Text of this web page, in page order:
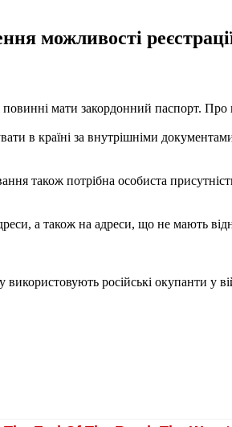
можливості
мати закордонний паспорт. Про
в країні за внутрішніми
також потрібна особиста
а також на адреси, що не мають
використовують російські окупанти у